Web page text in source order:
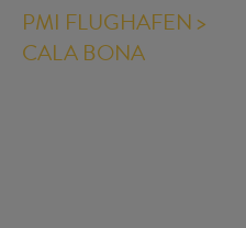
PMI FLUGHAFEN >
CALA BONA